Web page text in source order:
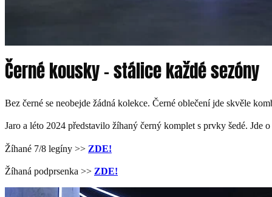
Černé kousky – stálice každé sezóny
Bez černé se neobejde žádná kolekce. Černé oblečení jde skvěle
Jaro a léto 2024 představilo žíhaný černý komplet s prvky šedé.
Žíhané 7/8 legíny >> ZDE!
Žíhaná podprsenka >> ZDE!